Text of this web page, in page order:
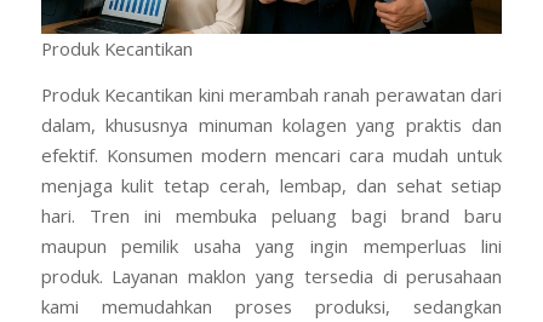
Produk Kecantikan
Produk Kecantikan kini merambah ranah perawatan dari
dalam, khususnya minuman kolagen yang praktis dan
efektif. Konsumen modern mencari cara mudah untuk
menjaga kulit tetap cerah, lembap, dan sehat setiap
hari. Tren ini membuka peluang bagi brand baru
maupun pemilik usaha yang ingin memperluas lini
produk. Layanan maklon yang tersedia di perusahaan
kami memudahkan proses produksi, sedangkan